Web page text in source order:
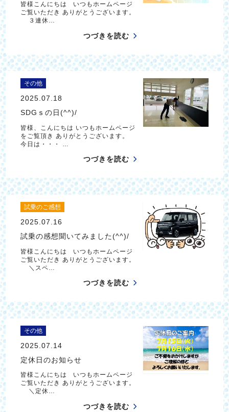
皆様こんにちは いつもホームページ
ご覧いただき ありがとうございます。
３連休…
つづきを読む
その他
2025.07.18
SDGｓの日(^^)/
皆様、こんにちは いつもホームページ
をご覧頂き ありがとうございます。
今日は・・・ …
つづきを読む
試乗のご感想
2025.07.16
試乗の感想聞いてみました(^^)/
皆様こんにちは いつもホームページ
ご覧いただき ありがとうございます。
＼スペ…
つづきを読む
その他
2025.07.14
定休日のお知らせ
皆様こんにちは いつもホームページ
ご覧いただき ありがとうございます。
＼定休…
つづきを読む